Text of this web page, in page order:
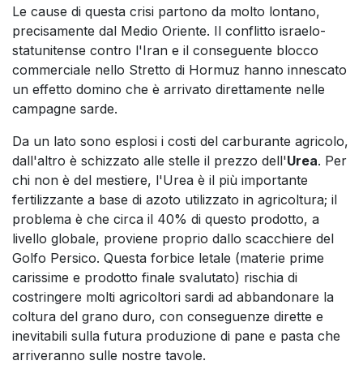
Le cause di questa crisi partono da molto lontano,
precisamente dal Medio Oriente. Il conflitto israelo-
statunitense contro l'Iran e il conseguente blocco
commerciale nello Stretto di Hormuz hanno innescato
un effetto domino che è arrivato direttamente nelle
campagne sarde.
Da un lato sono esplosi i costi del carburante agricolo,
dall'altro è schizzato alle stelle il prezzo dell'Urea. Per
chi non è del mestiere, l'Urea è il più importante
fertilizzante a base di azoto utilizzato in agricoltura; il
problema è che circa il 40% di questo prodotto, a
livello globale, proviene proprio dallo scacchiere del
Golfo Persico. Questa forbice letale (materie prime
carissime e prodotto finale svalutato) rischia di
costringere molti agricoltori sardi ad abbandonare la
coltura del grano duro, con conseguenze dirette e
inevitabili sulla futura produzione di pane e pasta che
arriveranno sulle nostre tavole.